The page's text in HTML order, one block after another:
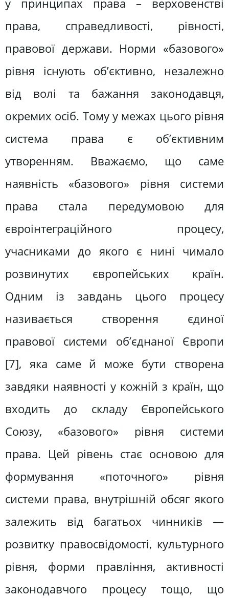
у принципах права – верховенстві
права, справедливості, рівності,
правової держави. Норми «базового»
рівня існують об’єктивно, незалежно
від волі та бажання законодавця,
окремих осіб. Тому у межах цього рівня
система права є об’єктивним
утворенням. Вважаємо, що саме
наявність «базового» рівня системи
права стала передумовою для
євроінтеграційного процесу,
учасниками до якого є нині чимало
розвинутих європейських країн.
Одним із завдань цього процесу
називається створення єдиної
правової системи об’єднаної Європи
[7], яка саме й може бути створена
завдяки наявності у кожній з країн, що
входить до складу Європейського
Союзу, «базового» рівня системи
права. Цей рівень стає основою для
формування «поточного» рівня
системи права, внутрішній обсяг якого
залежить від багатьох чинників —
розвитку правосвідомості, культурного
рівня, форми правління, активності
законодавчого процесу тощо, що